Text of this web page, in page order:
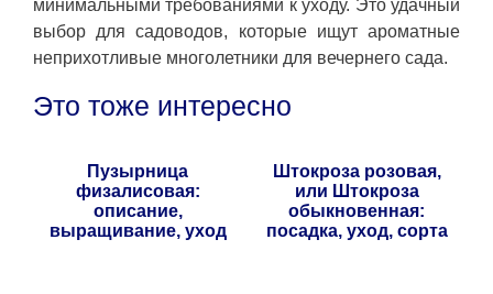
минимальными требованиями к уходу. Это удачный
выбор для садоводов, которые ищут ароматные
неприхотливые многолетники для вечернего сада.
Это тоже интересно
Пузырница
физалисовая:
описание,
выращивание, уход
Штокроза розовая,
или Штокроза
обыкновенная:
посадка, уход, сорта